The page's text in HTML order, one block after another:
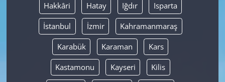
Hakkâri Hatay Iğdır Isparta
İstanbul İzmir Kahramanmaraş
Karabük Karaman Kars
Kastamonu Kayseri Kilis